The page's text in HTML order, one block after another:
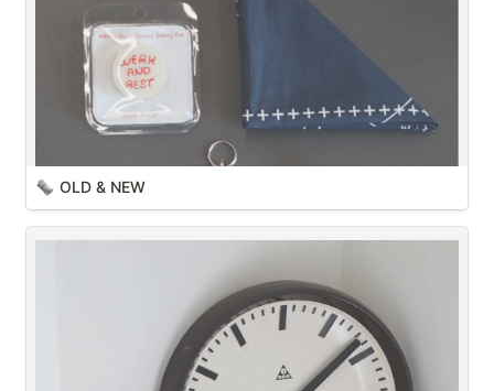
OLD & NEW